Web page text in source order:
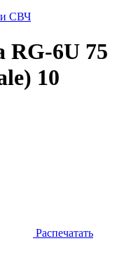
СВЧ
RG-6U 75
10
Распечатать